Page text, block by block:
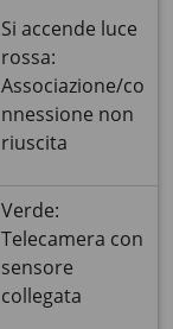
Si accende luce
rossa:
Associazione/co
nnessione non
riuscita
Verde:
Telecamera con
sensore
collegata